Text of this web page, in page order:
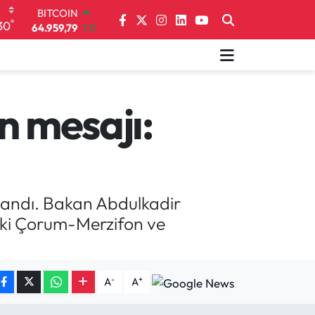
°
64.959,79 1.11
DOLAR
47,7436 0.18
6660.55 0.03
BİST100
mesajı:
Bakan Abdulkadir
Çorum-Merzifon ve
A- A+